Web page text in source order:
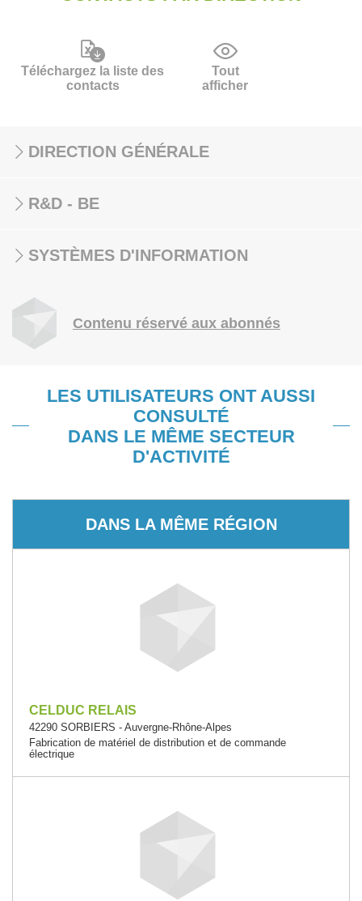
Téléchargez la liste des
contacts
Tout
afficher
DIRECTION GÉNÉRALE
R&D - BE
SYSTÈMES D'INFORMATION
Contenu réservé aux abonnés
LES UTILISATEURS ONT AUSSI
CONSULTÉ
DANS LE MÊME SECTEUR
D'ACTIVITÉ
DANS LA MÊME RÉGION
CELDUC RELAIS
42290 SORBIERS - Auvergne-Rhône-Alpes
Fabrication de matériel de distribution et de commande
électrique